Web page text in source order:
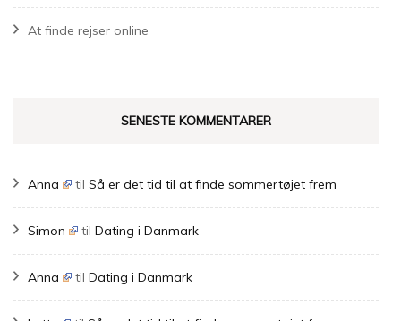
At finde rejser online
SENESTE KOMMENTARER
Anna tilSå er det tid til at finde sommertøjet frem
Simon tilDating i Danmark
Anna tilDating i Danmark